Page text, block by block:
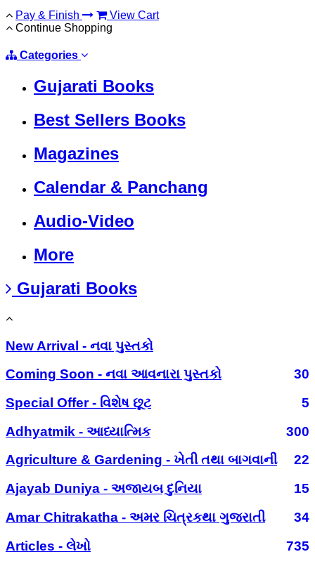
Pay & Finish
View Cart
Continue Shopping
Categories
Gujarati Books
Best Sellers Books
Magazines
Calendar & Panchang
Audio-Video
More
Gujarati Books
New Arrival - નવા પુસ્તકો
Coming Soon - નવા આવનારા પુસ્તકો
30
Special Offer - વિશેષ છૂટ
5
Adhyatmik - આધ્યાત્મિક
300
Agriculture & Gardening - ખેતી તથા બાગવાની
22
Ajayab Duniya - અજાયબ દુનિયા
15
Amar Chitrakatha - અમર ચિત્રકથા ગુજરાતી
34
Articles - લેખો
735